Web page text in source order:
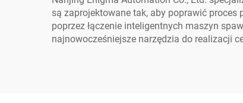
są zaprojektowane tak, aby poprawić
poprzez łączenie inteligentnych maszyn
najnowocześniejsze narzędzia do realizacji